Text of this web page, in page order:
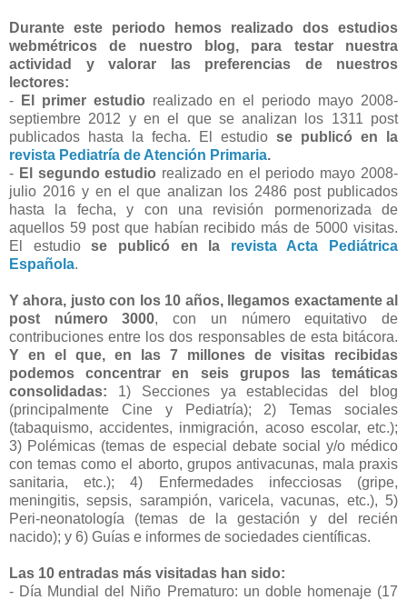
Durante este periodo hemos realizado dos estudios
webmétricos de nuestro blog, para testar nuestra
actividad y valorar las preferencias de nuestros
lectores:
-
El primer estudio realizado en el periodo mayo 2008-
septiembre 2012 y en el que se analizan los 1311 post
publicados hasta la fecha. El estudio se publicó en la
revista Pediatría de Atención Primaria.
- El segundo estudio realizado en el periodo mayo 2008-
julio 2016 y en el que analizan los 2486 post publicados
hasta la fecha, y con una revisión pormenorizada de
aquellos 59 post que habían recibido más de 5000 visitas.
El estudiose publicó en la revista Acta Pediátrica
Española.
Y ahora, justo con los 10 años, llegamos exactamente al
post número 3000, con un número equitativo de
contribuciones entre los dos responsables de esta bitácora.
Y en el que, en las 7 millones de visitas recibidas
podemos concentrar en seis grupos las temáticas
consolidadas: 1) Secciones ya establecidas del blog
(principalmente Cine y Pediatría); 2) Temas sociales
(tabaquismo, accidentes, inmigración, acoso escolar, etc.);
3) Polémicas (temas de especial debate social y/o médico
con temas como el aborto, grupos antivacunas, mala praxis
sanitaria, etc.); 4) Enfermedades infecciosas (gripe,
meningitis, sepsis, sarampión, varicela, vacunas, etc.), 5)
Peri-neonatología (temas de la gestación y del recién
nacido); y 6) Guías e informes de sociedades científicas.
Las 10 entradas más visitadas han sido:
- Día Mundial del Niño Prematuro: un doble homenaje (17